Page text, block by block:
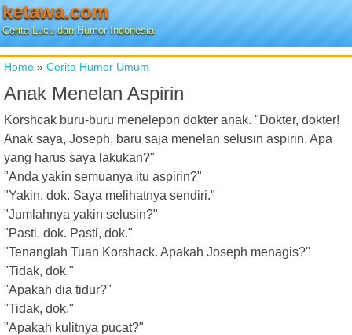
ketawa.com
Cerita Lucu dan Humor Indonesia
Home » Cerita Humor Umum
Anak Menelan Aspirin
Korshcak buru-buru menelepon dokter anak. "Dokter, dokter!
Anak saya, Joseph, baru saja menelan selusin aspirin. Apa
yang harus saya lakukan?"
"Anda yakin semuanya itu aspirin?"
"Yakin, dok. Saya melihatnya sendiri."
"Jumlahnya yakin selusin?"
"Pasti, dok. Pasti, dok."
"Tenanglah Tuan Korshack. Apakah Joseph menagis?"
"Tidak, dok."
"Apakah dia tidur?"
"Tidak, dok."
"Apakah kulitnya pucat?"